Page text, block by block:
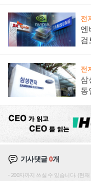
전
엔
검
전
삼
동
기사댓글0개
200자까지 쓰실 수 있습니다. (현재